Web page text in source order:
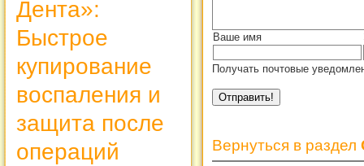
Дента»:
Быстрое
купирование
воспаления и
защита после
операций
Ваше имя
Получать почтовые
Вернуться в раздел